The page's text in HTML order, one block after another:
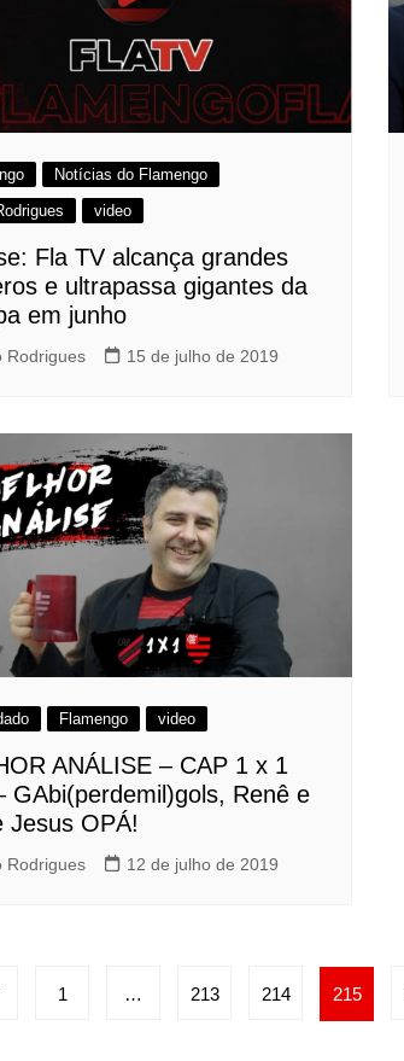
Notícias do Flamengo
video
Fla TV alcança grandes
e ultrapassa gigantes da
em junho
Rodrigues 15 de julho de 2019
Flamengo video
ANÁLISE – CAP 1 x 1
GAbi(perdemil)gols, Renê e
Jesus OPÁ!
Rodrigues 12 de julho de 2019
1 … 213 214 215